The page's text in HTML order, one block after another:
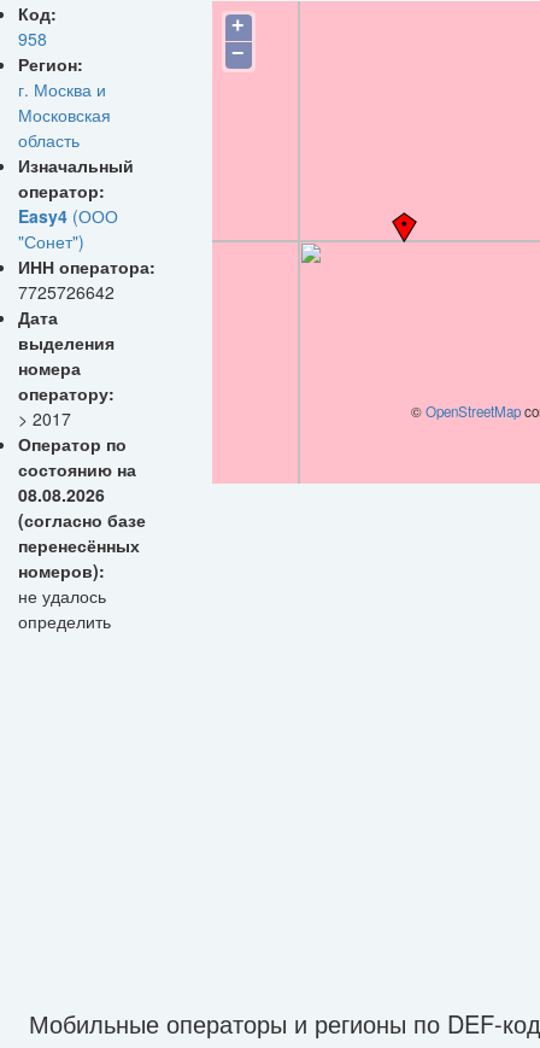
Код:
958
Регион:
г. Москва и
Московская
область
Изначальный
оператор:
Easy4 (ООО
"Сонет")
ИНН оператора:
7725726642
Дата
выделения
номера
оператору:
> 2017
Оператор по
состоянию на
08.08.2026
(согласно базе
перенесённых
номеров):
не удалось
определить
+
−
©OpenStreetMap
Мобильные операторы и регионы по DEF-